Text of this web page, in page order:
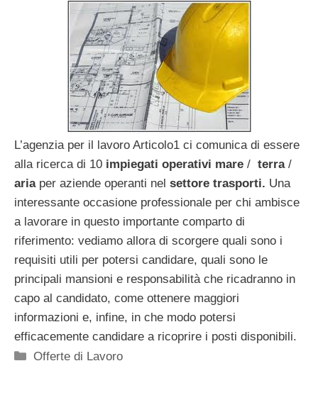
L’agenzia per il lavoro Articolo1 ci comunica di essere
alla ricerca di 10 impiegati operativi mare / terra/
ariaper aziende operanti nel settore trasporti. Una
interessante occasione professionale per chi ambisce
a lavorare in questo importante comparto di
riferimento: vediamo allora di scorgere quali sono i
requisiti utili per potersi candidare, quali sono le
principali mansioni e responsabilità che ricadranno in
capo al candidato, come ottenere maggiori
informazioni e, infine, in che modo potersi
efficacemente candidare a ricoprire i posti disponibili.
Categorie
Offerte di Lavoro